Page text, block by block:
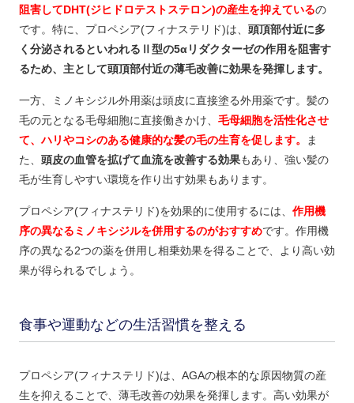
阻害してDHT(ジヒドロテストステロン)の産生を抑えているの
です。特に、プロペシア(フィナステリド)は、 頭頂部付近に多
く分泌されるといわれるⅡ型の5αリダクターゼの作用を阻害す
るため、主として頭頂部付近の薄毛改善に効果を発揮します。
一方、ミノキシジル外用薬は頭皮に直接塗る外用薬です。髪の
毛の元となる毛母細胞に直接働きかけ、 毛母細胞を活性化させ
て、ハリやコシのある健康的な髪の毛の生育を促します。
ま
た、 頭皮の血管を拡げて血流を改善する効果もあり、強い髪の
毛が生育しやすい環境を作り出す効果もあります。
プロペシア(フィナステリド)を効果的に使用するには、 作用機
序の異なるミノキシジルを併用するのがおすすめです。作用機
序の異なる2つの薬を併用し相乗効果を得ることで、より高い効
果が得られるでしょう。
食事や運動などの生活習慣を整える
プロペシア(フィナステリド)は、AGAの根本的な原因物質の産
生を抑えることで、薄毛改善の効果を発揮します。高い効果が